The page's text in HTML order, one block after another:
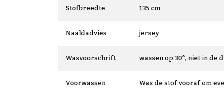
Stofbreedte
135 cm
Naaldadvies
jersey
Wasvoorschrift
wassen op 30°, niet in de
Voorwassen
Was de stof vooraf om